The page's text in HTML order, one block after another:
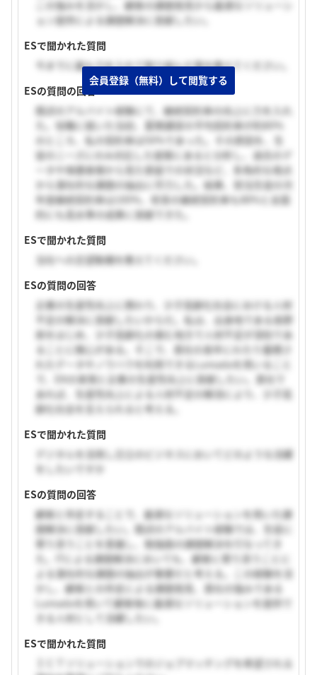
この強みを活かし、顧客の課題発見から最適なソリューシ
ョン提供による課題解決に貢献したい。
ESで聞かれた質問
今までに最も力を入れて取り組んだ事を教えてください。
ESの質問の回答
既述のアルバイト経験にて、継続契約率の向上に力を入れ
た。役職に就いた当初、夏期講習の平均契約率が約80%
のところ、私の契約率は50%であった。その原因を、生
徒のニーズにのみ対応した提案にあると分析し、過去のデ
ータや保護者様から見た家庭での状況など、多角的な視点
から潜在的な課題の抽出に尽力した。結果、担当生徒の次
年度継続契約率は100%、校舎の継続契約率も88%と全国
的にも高水準の成果に貢献できた。
ESで聞かれた質問
当社への志望動機を教えてください。
ESの質問の回答
企業の生産性向上に携わり、少子高齢化社会における人材
不足の解決に貢献したいからだ。私は、出身地である長野
県をはじめ、少子高齢化の進む地方で人材不足が深刻であ
ることに関心がある。そこで、貴社の長年にわたり蓄積さ
れたデータやノウハウを利用できるLumadaを用いること
で、DXの実現と企業の生産性向上に貢献したい。貴社で
あれば、生産性向上による人材不足の解消により、少子高
齢化社会を支えられると考える。
ESで聞かれた質問
デジタルを活用し日立のビジネスにおいてどのような活躍
をしたいですか
ESの質問の回答
顧客と伴走することで、最適なソリューションを用いた課
題解決に貢献したい。既述のアルバイト経験では、生徒に
寄り添うことを意識し、勉強面の課題解決を行なってき
た。ITによる課題解決においても、顧客に寄り添うことに
よる潜在的な課題の抽出が重要だと考える。この経験を活
かし、顧客との伴走による課題発見、貴社の強みである
Lumadaを用いて顧客毎に最適なソリューションを提供で
きる人材として活躍したい。
ESで聞かれた質問
ＩＣＴソリューションでのジョブマッチングを希望される
会員登録（無料）して閲覧する